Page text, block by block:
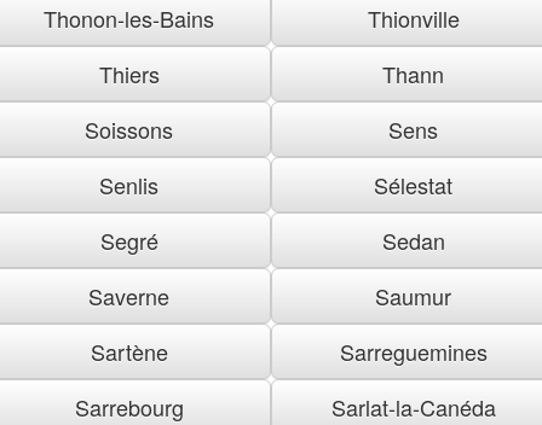
Thonon-les-Bains
Thionville
Thiers
Thann
Soissons
Sens
Senlis
Sélestat
Segré
Sedan
Saverne
Saumur
Sartène
Sarreguemines
Sarrebourg
Sarlat-la-Canéda